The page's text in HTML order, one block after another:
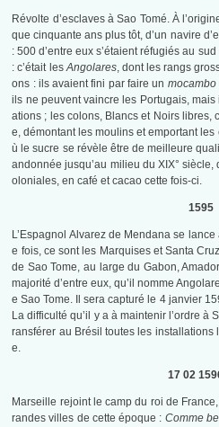
Révolte d’esclaves à Sao Tomé. À
que cinquante ans plus tôt, d’un navire
: 500 d’entre eux s’étaient réfugiés au
: c’était lesAngolares, dont les rangs
ons : ils avaient fini par faire un
ils ne peuvent vaincre les Portugais,
ations ; les colons, Blancs et Noirs libres,
e, démontant les moulins et emportant
ù le sucre se révèle être de meilleure
andonnée jusqu’au milieu du XIX°
oloniales, en café et cacao cette fois-ci.
1595
L’Espagnol Alvarez de Mendana se
e fois, ce sont les Marquises et Santa
de Sao Tome, au large du Gabon,
majorité d’entre eux, qu’il nomme
e Sao Tome. Il sera capturé le 4 janvier
La difficulté qu’il y a à maintenir l’ordre à
ransférer au Brésil toutes les
e.
17 02
Marseille rejoint le camp du roi de
randes villes de cette époque : Comme